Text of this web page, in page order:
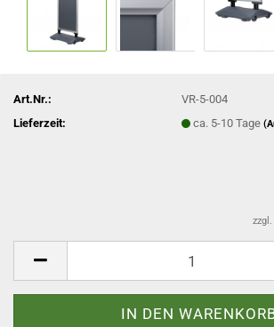
Art.Nr.:
VR-5-004
Lieferzeit:
ca. 5-10 Tage